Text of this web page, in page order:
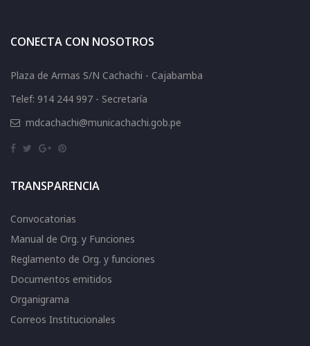
CONECTA CON NOSOTROS
Plaza de Armas S/N Cachachi - Cajabamba
Telef: 914 244 997 - Secretaría
mdcachachi@municachachi.gob.pe
TRANSPARENCIA
Convocatorias
Manual de Org. y Funciones
Reglamento de Org. y funciones
Documentos emitidos
Organigrama
Correos Institucionales